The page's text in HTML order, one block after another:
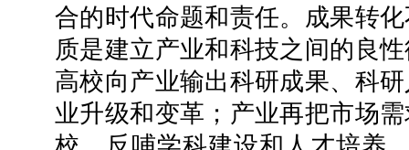
合的时代命题和责任。成果转
质是建立产业和科技之间的良
高校向产业输出科研成果、科
业升级和变革；产业再把市场